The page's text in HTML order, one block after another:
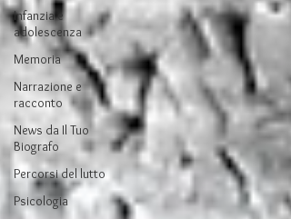
Infanzia e
adolescenza
Memoria
Narrazione e
racconto
News da Il Tuo
Biografo
Percorsi del lutto
Psicologia